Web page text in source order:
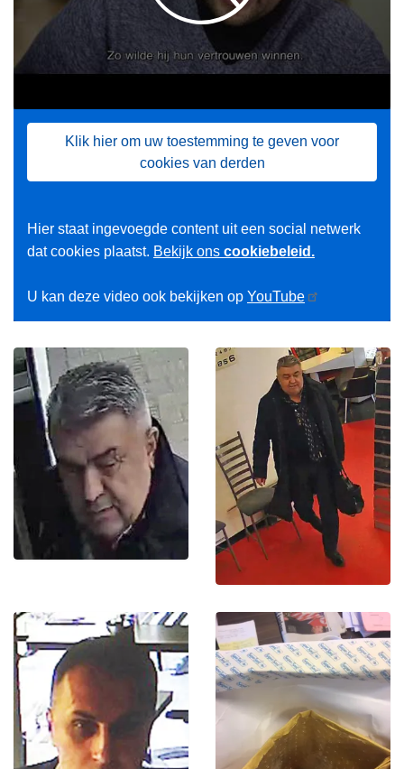
Klik hier om uw toestemming te geven voor
cookies van derden
Hier staat ingevoegde content uit een social netwerk
dat cookies plaatst. Bekijk ons cookiebeleid.
U kan deze video ook bekijken op YouTube